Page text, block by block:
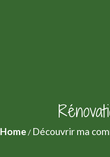
Home / Découvrir ma